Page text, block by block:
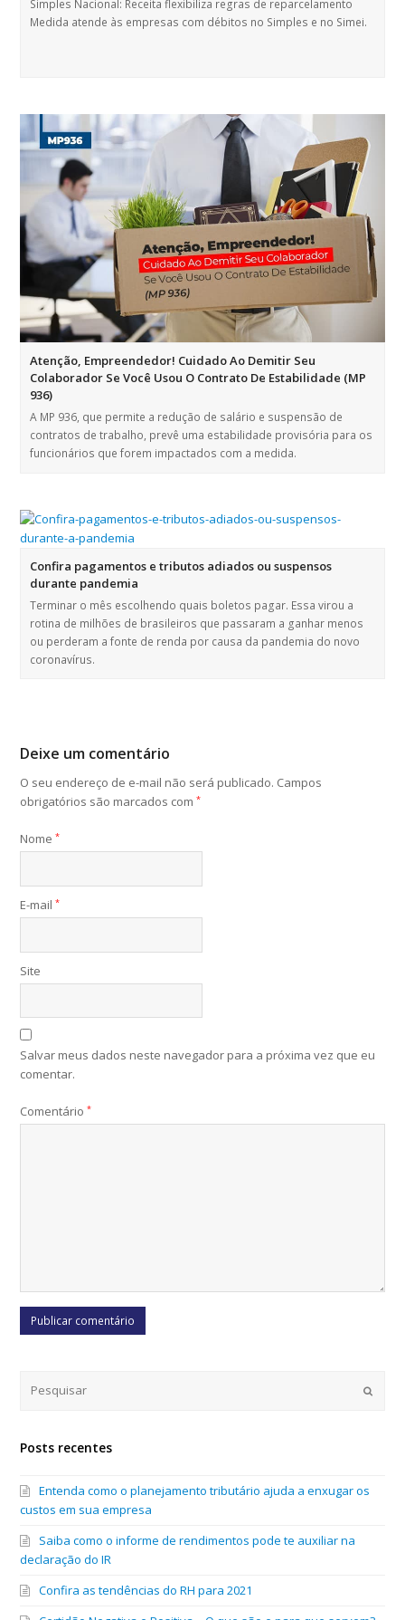
Simples Nacional: Receita flexibiliza regras de reparcelamento
Medida atende às empresas com débitos no Simples e no Simei.
Atenção, Empreendedor! Cuidado Ao Demitir Seu
Colaborador Se Você Usou O Contrato De Estabilidade (MP
936)
A MP 936, que permite a redução de salário e suspensão de
contratos de trabalho, prevê uma estabilidade provisória para os
funcionários que forem impactados com a medida.
Confira pagamentos e tributos adiados ou suspensos
durante pandemia
Terminar o mês escolhendo quais boletos pagar. Essa virou a
rotina de milhões de brasileiros que passaram a ganhar menos
ou perderam a fonte de renda por causa da pandemia do novo
coronavírus.
Deixe um comentário
O seu endereço de e-mail não será publicado. Campos
obrigatórios são marcados com*
Nome*
E-mail*
Site
Salvar meus dados neste navegador para a próxima vez que eu
comentar.
Comentário*
Submit
Posts recentes
Entenda como o planejamento tributário ajuda a enxugar os
custos em sua empresa
Saiba como o informe de rendimentos pode te auxiliar na
declaração do IR
Confira as tendências do RH para 2021